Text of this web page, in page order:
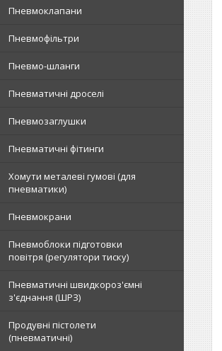
Пневмоклапани
Пневмофільтри
Пневмо-шланги
Пневматичні дроселі
Пневмозаглушки
Пневматичні фітинги
Хомути металеві гумові (для
пневматики)
Пневмокрани
Пневмоблоки підготовки
повітря (регулятори тиску)
Пневматичні швидкороз'ємні
з'єднання (ШРЗ)
Продувні пістолети
(пневматичні)